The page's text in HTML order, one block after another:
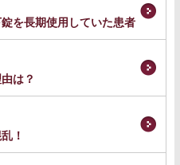
を長期使用していた患者
は？
！